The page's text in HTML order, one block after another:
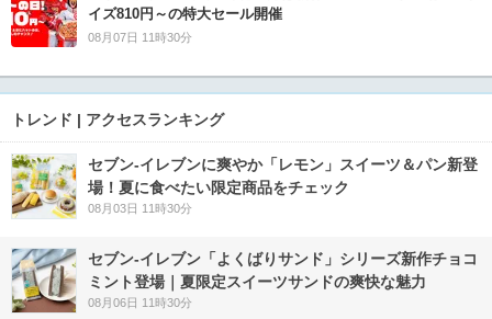
イズ810円～の特大セール開催
08月07日 11時30分
トレンド | アクセスランキング
セブン‐イレブンに爽やか「レモン」スイーツ＆パン新登
場！夏に食べたい限定商品をチェック
08月03日 11時30分
セブン‐イレブン「よくばりサンド」シリーズ新作チョコ
ミント登場｜夏限定スイーツサンドの爽快な魅力
08月06日 11時30分